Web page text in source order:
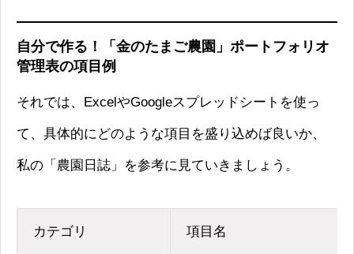
自分で作る！「金のたまご農園」ポートフォリオ
管理表の項目例
それでは、ExcelやGoogleスプレッドシートを使っ
て、具体的にどのような項目を盛り込めば良いか、
私の「農園日誌」を参考に見ていきましょう。
カテゴリ 項目名